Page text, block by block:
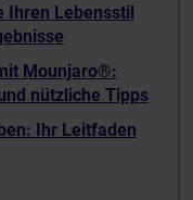
Ihren Lebensstil
Mounjaro®:
nützliche Tipps
Ihr Leitfaden